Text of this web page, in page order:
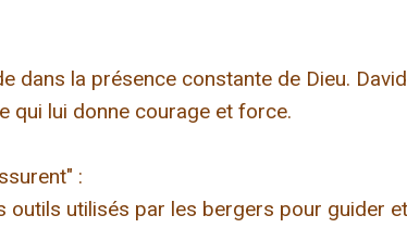
dans la présence constante de Dieu.
qui lui donne courage et force.
:
outils utilisés par les bergers pour guider